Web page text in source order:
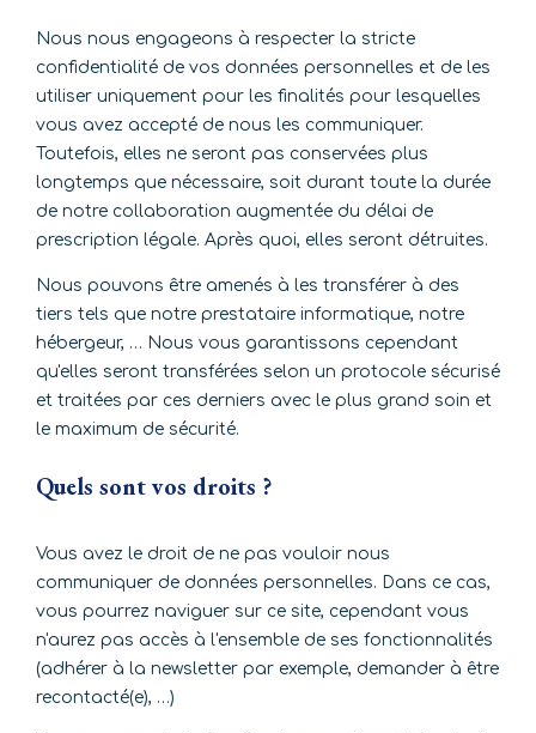
Nous nous engageons à respecter la stricte
confidentialité de vos données personnelles et de les
utiliser uniquement pour les finalités pour lesquelles
vous avez accepté de nous les communiquer.
Toutefois, elles ne seront pas conservées plus
longtemps que nécessaire, soit durant toute la durée
de notre collaboration augmentée du délai de
prescription légale. Après quoi, elles seront détruites.
Nous pouvons être amenés à les transférer à des
tiers tels que notre prestataire informatique, notre
hébergeur, … Nous vous garantissons cependant
qu'elles seront transférées selon un protocole sécurisé
et traitées par ces derniers avec le plus grand soin et
le maximum de sécurité.
Quels sont vos droits ?
Vous avez le droit de ne pas vouloir nous
communiquer de données personnelles. Dans ce cas,
vous pourrez naviguer sur ce site, cependant vous
n'aurez pas accès à l'ensemble de ses fonctionnalités
(adhérer à la newsletter par exemple, demander à être
recontacté(e), …)